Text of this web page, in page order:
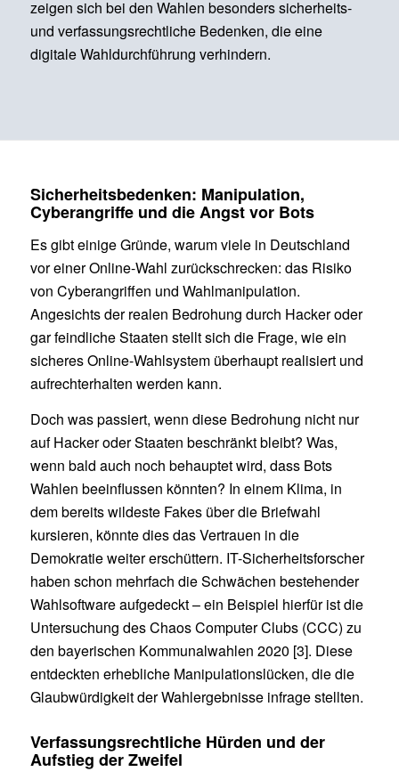
zeigen sich bei den Wahlen besonders sicherheits-
und verfassungsrechtliche Bedenken, die eine
digitale Wahldurchführung verhindern.
Sicherheitsbedenken: Manipulation,
Cyberangriffe und die Angst vor Bots
Es gibt einige Gründe, warum viele in Deutschland
vor einer Online-Wahl zurückschrecken: das Risiko
von Cyberangriffen und Wahlmanipulation.
Angesichts der realen Bedrohung durch Hacker oder
gar feindliche Staaten stellt sich die Frage, wie ein
sicheres Online-Wahlsystem überhaupt realisiert und
aufrechterhalten werden kann.
Doch was passiert, wenn diese Bedrohung nicht nur
auf Hacker oder Staaten beschränkt bleibt? Was,
wenn bald auch noch behauptet wird, dass Bots
Wahlen beeinflussen könnten? In einem Klima, in
dem bereits wildeste Fakes über die Briefwahl
kursieren, könnte dies das Vertrauen in die
Demokratie weiter erschüttern. IT-Sicherheitsforscher
haben schon mehrfach die Schwächen bestehender
Wahlsoftware aufgedeckt – ein Beispiel hierfür ist die
Untersuchung des Chaos Computer Clubs (CCC) zu
den bayerischen Kommunalwahlen 2020 [3]. Diese
entdeckten erhebliche Manipulationslücken, die die
Glaubwürdigkeit der Wahlergebnisse infrage stellten.
Verfassungsrechtliche Hürden und der
Aufstieg der Zweifel